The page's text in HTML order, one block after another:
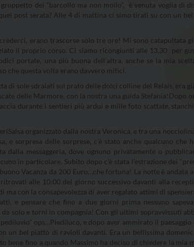
dei “barcollo ma non mollo”, è venuta voglia di
post serata? Alle 4 di mattina ci simo tirati su con un
erano trascorse solo tre ore! Mi sono catapultata
il proprio corso. Ci siamo ricongiunti alle 13,30 per
portate, una più buona dell’altra, anche se la mia
che questa volta erano davvero mitici.
di sole sdraiati sul prato delle dolci colline del Relais, era
delle Marmore, con la nostra una guida Stefania!Dopo
durante i sentieri più ardui e mille foto scattate,
organizzato dalla nostra Veronica, e tra una
e sorpresa delle sorprese, c’è stato anche qualcuno che
dalla messaggeria, dove ognuno privatamente o
in particolare. Subito dopo c’è stata l’estrazione dei
Vacanza da 200 Euro…che fortuna! La notte è andata
alle 10:00 del giorno successivo davanti alla
con la consapevolezza di aver regalato attimi di
e pensare che fino a due giorni prima nessuno sapeva
da solo e torni in compagnia! Con gli ultimi sopravvissuti
ops…Piediluco, e dopo aver ammirato il paesaggio
un bel piatto di ravioli davanti. Era un bellissima
bene fino a quando Massimo ha deciso di chiedere la mia